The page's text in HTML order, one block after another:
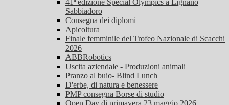
41ª edizione Special Olympics a Lignano
Sabbiadoro
Consegna dei diplomi
Apicoltura
Finale femminile del Trofeo Nazionale di Scacchi
2026
ABBRobotics
Uscita aziendale - Produzioni animali
Pranzo al buio- Blind Lunch
D'erbe, di natura e benessere
PMP consegna Borse di studio